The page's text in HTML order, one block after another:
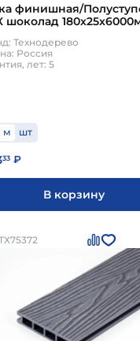
финишная/
Технодерево
Россия
лет: 5
м шт
33 ₽
В корзину